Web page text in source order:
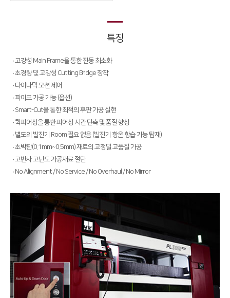
Tube∨
TL6527-S
TL9036-X
절곡기∨
유압 절곡기
전기 절곡기
고객지원
서비스
트레이닝
교육일정
투자정보
재무정보
IR 자료실
사회공헌
사회공헌개요
특징
· 고강성 Main Frame을 통한 진동 최소화
· 초경량 및 고강성 Cutting Bridge 장착
· 다이나믹 모션 제어
· 파이프 가공 가능 (옵션)
· Smart-Cut을 통한 최적의 후판 가공 실현
· 퀵피어싱을 통한 피어싱 시간 단축 및 품질 향상
· 별도의 발진기 Room 필요 없음 (발진기 항온 항습 기능 탑재)
· 초박판(0.1mm~0.5mm) 재료의 고정밀 고품질 가공
· 고반사 고난도 가공재료 절단
· No Alignment / No Service / No Overhaul / No Mirror